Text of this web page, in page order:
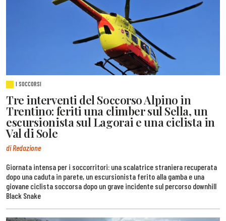
I SOCCORSI
Tre interventi del Soccorso Alpino in
Trentino: feriti una climber sul Sella, un
escursionista sul Lagorai e una ciclista in
Val di Sole
di Redazione
Giornata intensa per i soccorritori: una scalatrice straniera recuperata
dopo una caduta in parete, un escursionista ferito alla gamba e una
giovane ciclista soccorsa dopo un grave incidente sul percorso downhill
Black Snake